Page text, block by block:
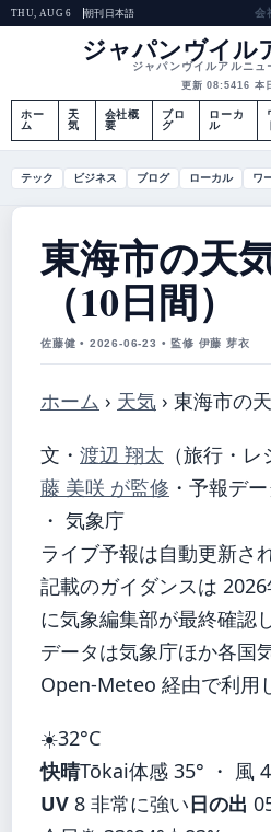
THU, AUG 6 朝刊 日本語 会
ジャパンヴイル
ジャパンヴイルアルニュ
更新 08:5416 本
ホー
ム
天
気
会社概
要
ブロ
グ
ローカ
ル
テック ビジネス ブログ ローカル ワ
東海市の天
（10日間）
佐藤健 • 2026-06-23 • 監修 伊藤 芽衣
ホーム › 天気 › 東海市の
文・ 渡辺 翔太 （旅行・レ
藤 美咲 が監修 ・ 予報デー
・ 気象庁
ライブ予報は自動更新さ
記載のガイダンスは 2026
に気象編集部が最終確認
データは気象庁ほか各国
Open-Meteo 経由で利用
☀️32°C
快晴Tōkai体感 35° ・ 風
UV 8 非常に強い日の出